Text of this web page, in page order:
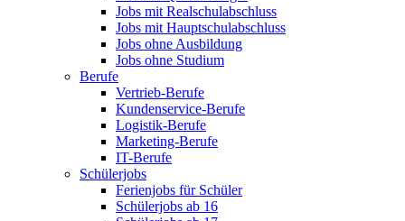
Jobs mit Realschulabschluss
Jobs mit Hauptschulabschluss
Jobs ohne Ausbildung
Jobs ohne Studium
Berufe
Vertrieb-Berufe
Kundenservice-Berufe
Logistik-Berufe
Marketing-Berufe
IT-Berufe
Schülerjobs
Ferienjobs für Schüler
Schülerjobs ab 16